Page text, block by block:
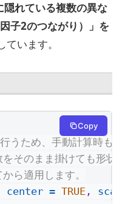
隠れている複数の異な
子2のつながり）」を
ています。
ため、手動計算時も
そのまま掛けても形状
ら適用します。
center = TRUE ,
Copy